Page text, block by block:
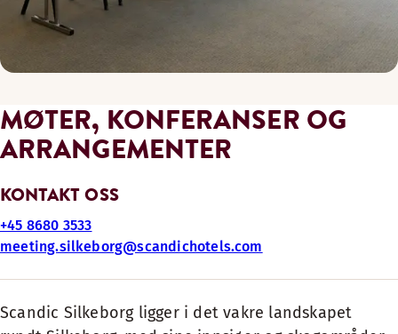
MØTER, KONFERANSER OG
ARRANGEMENTER
KONTAKT OSS
+45 8680 3533
meeting.silkeborg@scandichotels.com
Scandic Silkeborg ligger i det vakre landskapet